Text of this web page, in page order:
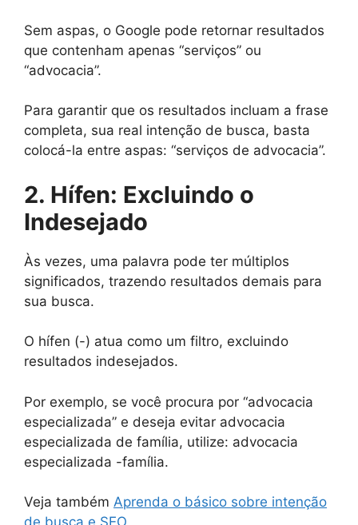
Sem aspas, o Google pode retornar resultados
que contenham apenas “serviços” ou
“advocacia”.
Para garantir que os resultados incluam a frase
completa, sua real intenção de busca, basta
colocá-la entre aspas: “serviços de advocacia”.
2. Hífen: Excluindo o
Indesejado
Às vezes, uma palavra pode ter múltiplos
significados, trazendo resultados demais para
sua busca.
O hífen (-) atua como um filtro, excluindo
resultados indesejados.
Por exemplo, se você procura por “advocacia
especializada” e deseja evitar advocacia
especializada de família, utilize: advocacia
especializada -família.
Veja também Aprenda o básico sobre intenção
de busca e SEO